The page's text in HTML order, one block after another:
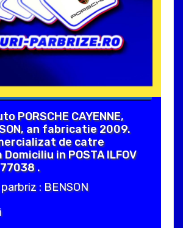
PORSCHE CAYENNE,
an fabricatie 2009.
de catre
in POSTA ILFOV
.
: BENSON